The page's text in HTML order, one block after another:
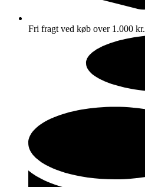
Fri fragt ved køb over 1.000 kr.